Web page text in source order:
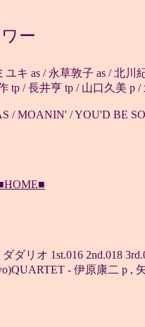
ー
キ as / 永草敦子 as / 北
tp / 長井亨 tp / 山口久美 p
/ MOANIN' / YOU'D BE
ダリオ 1st.016 2nd.018
- 伊原康二 p ,